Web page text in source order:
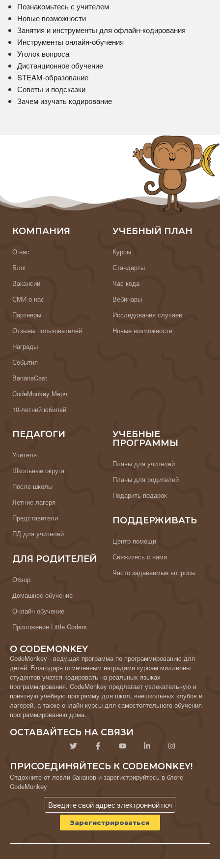
Познакомьтесь с учителем
Новые возможности
Занятия и инструменты для офлайн-кодирования
Инструменты онлайн-обучения
Уголок вопроса
Дистанционное обучение
STEAM-образование
Советы и подсказки
Зачем изучать кодирование
КОМПАНИЯ
О нас
Блог
Вакансии
СМИ о нас
Партнеры
Отзывы пользователей
Награды
События
BananaCast
CodeMonkey Мерч
10-летний юбилей
УЧЕБНЫЙ ПЛАН
Курсы
Стандарты
Час кода
Вебинары
Исследования случаев
Новые возможности
ПЕДАГОГИ
Учителя
Школьные округа
После школы
Летние лагеря
Представители
ПД для учителей
ДЛЯ РОДИТЕЛЕЙ
Обзор
Домашнее обучение
Онлайн обучение
Приложение Little Coders
УЧЕБНЫЕ
ПРОГРАММЫ
Планы для учителей
Планы для родителей
Подарить подарок
ПОДДЕРЖИВАТЬ
Центр помощи
Свяжитесь с нами
Часто задаваемые вопросы
О CODEMONKEY
CodeMonkey - ведущая программа по программированию для
детей. Благодаря отмеченным наградами курсам миллионы
студентов учатся кодировать на реальных языках
программирования. CodeMonkey предлагает увлекательную и
приятную учебную программу для школ, внешкольных клубов и
лагерей, а также онлайн-курсы для самостоятельного обучения
программированию дома.
ОСТАВАЙТЕСЬ НА СВЯЗИ
ПРИСОЕДИНЯЙТЕСЬ К CODEMONKEY!
Отдохните от ловли бананов и зарегистрируйтесь в блоге
CodeMonkey